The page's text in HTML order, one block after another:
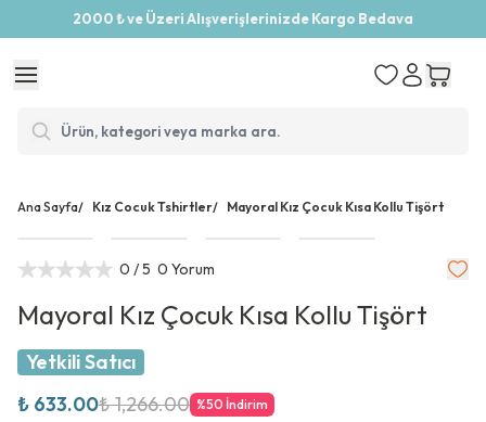
2000 ₺ ve Üzeri Alışverişlerinizde Kargo Bedava
Ana Sayfa/ Kız Cocuk Tshirtler/ Mayoral Kız Çocuk Kısa Kollu Tişört
0 / 5 0 Yorum
Mayoral Kız Çocuk Kısa Kollu Tişört
Yetkili Satıcı
₺ 633.00₺ 1,266.00 %50 İndirim